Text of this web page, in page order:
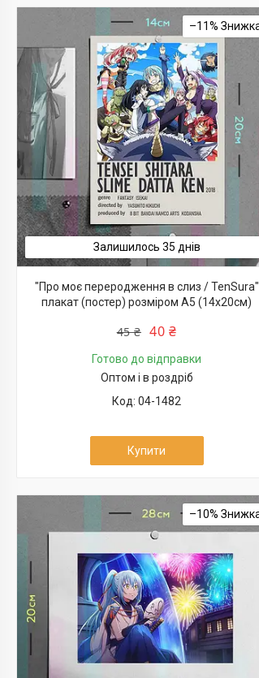
–11%
Залишилось 35 днів
"Про моє переродження в слиз / TenSura"
плакат (постер) розміром А5 (14х20см)
45 ₴ 40 ₴
Готово до відправки
Оптом і в роздріб
04-1482
Купити
–10%